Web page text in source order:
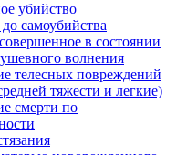
убийство
самоубийства
в состоянии
волнения
телесных повреждений
тяжести и легкие)
смерти по